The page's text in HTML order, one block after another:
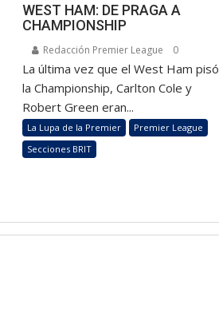
WEST HAM: DE PRAGA A
CHAMPIONSHIP
Redacción Premier League 0
La última vez que el West Ham pisó
la Championship, Carlton Cole y
Robert Green eran...
La Lupa de la Premier
Premier League
Secciones BRIT